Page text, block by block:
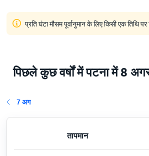
प्रति घंटा मौसम पूर्वानुमान के लिए किसी एक तिथि
पिछले कुछ वर्षों में पटना में 8
7 अग
तापमान